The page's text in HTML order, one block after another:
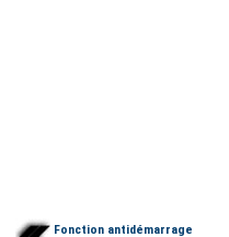
Fonction antidémarrage